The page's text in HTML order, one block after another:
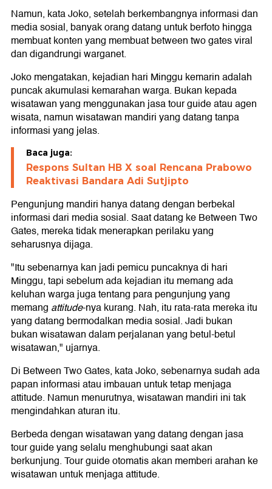
Namun, kata Joko, setelah berkembangnya informasi dan
media sosial, banyak orang datang untuk berfoto hingga
membuat konten yang membuat between two gates viral
dan digandrungi warganet.
Joko mengatakan, kejadian hari Minggu kemarin adalah
puncak akumulasi kemarahan warga. Bukan kepada
wisatawan yang menggunakan jasa tour guide atau agen
wisata, namun wisatawan mandiri yang datang tanpa
informasi yang jelas.
Baca juga:
Respons Sultan HB X soal Rencana Prabowo
Reaktivasi Bandara Adi Sutjipto
Pengunjung mandiri hanya datang dengan berbekal
informasi dari media sosial. Saat datang ke Between Two
Gates, mereka tidak menerapkan perilaku yang
seharusnya dijaga.
"Itu sebenarnya kan jadi pemicu puncaknya di hari
Minggu, tapi sebelum ada kejadian itu memang ada
keluhan warga juga tentang para pengunjung yang
memang attitude-nya kurang. Nah, itu rata-rata mereka itu
yang datang bermodalkan media sosial. Jadi bukan
bukan wisatawan dalam perjalanan yang betul-betul
wisatawan," ujarnya.
Di Between Two Gates, kata Joko, sebenarnya sudah ada
papan informasi atau imbauan untuk tetap menjaga
attitude. Namun menurutnya, wisatawan mandiri ini tak
mengindahkan aturan itu.
Berbeda dengan wisatawan yang datang dengan jasa
tour guide yang selalu menghubungi saat akan
berkunjung. Tour guide otomatis akan memberi arahan ke
wisatawan untuk menjaga attitude.